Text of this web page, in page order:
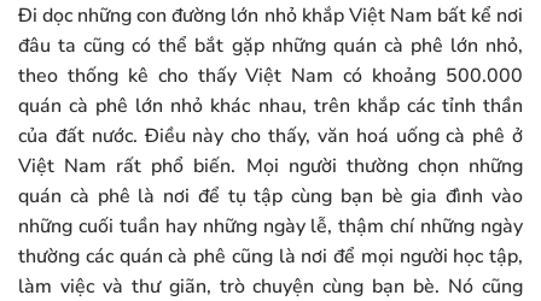
Đi dọc những con đường lớn nhỏ khắp Việt Nam bất kể nơi
đâu ta cũng có thể bắt gặp những quán cà phê lớn nhỏ,
theo thống kê cho thấy Việt Nam có khoảng 500.000
quán cà phê lớn nhỏ khác nhau, trên khắp các tỉnh thần
của đất nước. Điều này cho thấy, văn hoá uống cà phê ở
Việt Nam rất phổ biến. Mọi người thường chọn những
quán cà phê là nơi để tụ tập cùng bạn bè gia đình vào
những cuối tuần hay những ngày lễ, thậm chí những ngày
thường các quán cà phê cũng là nơi để mọi người học tập,
làm việc và thư giãn, trò chuyện cùng bạn bè. Nó cũng